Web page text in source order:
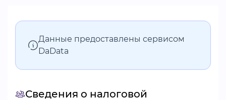
Данные предоставлены сервисом
DaData
Сведения о налоговой